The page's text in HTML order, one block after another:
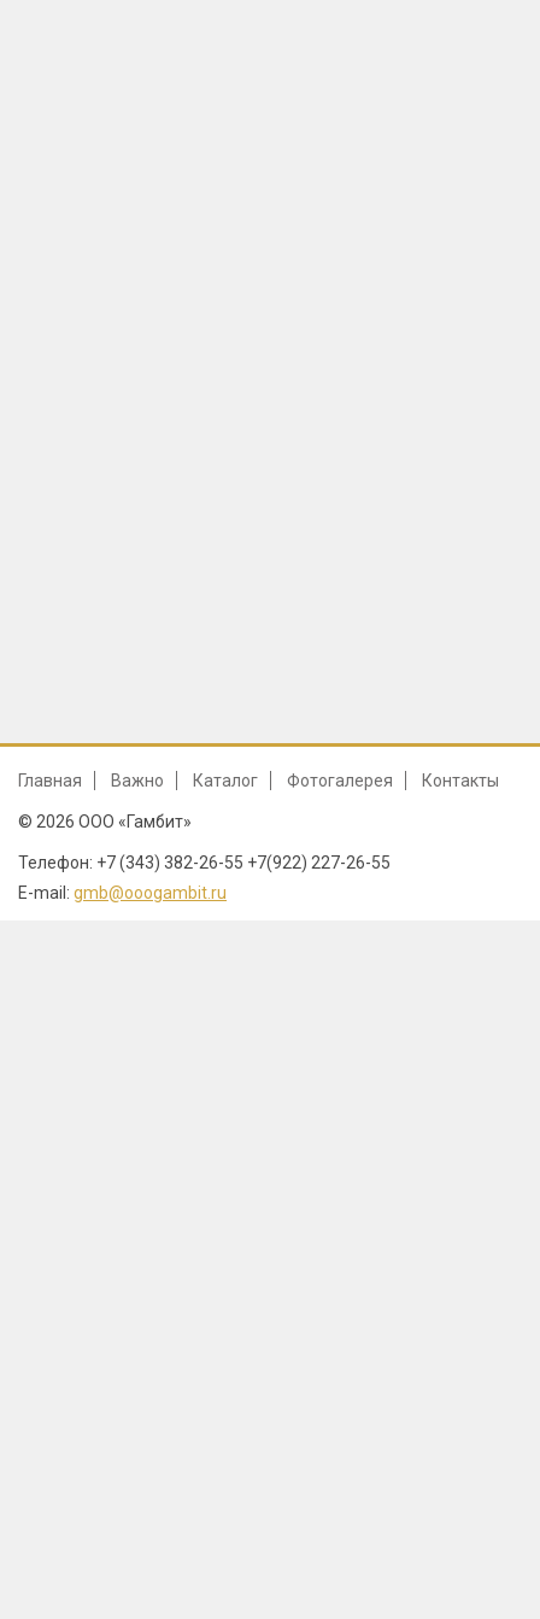
Главная Важно Каталог Фотогалерея Контакты
© 2026 ООО «Гамбит»
Телефон: +7 (343) 382-26-55 +7(922) 227-26-55
E-mail: gmb@ooogambit.ru